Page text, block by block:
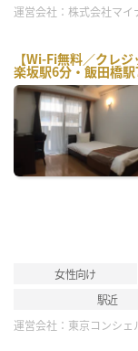
運営会社： 株式会社マイ
【Wi-Fi無料／クレ
楽坂駅6分・飯田橋
女性向け
駅近
運営会社： 東京コンシェ